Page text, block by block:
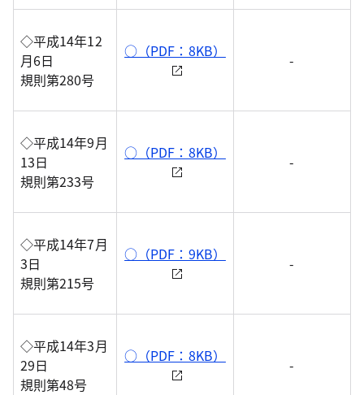
◇平成14年12
月6日
規則第280号
○（PDF：8KB） -
◇平成14年9月
13日
規則第233号
○（PDF：8KB） -
◇平成14年7月
3日
規則第215号
○（PDF：9KB） -
◇平成14年3月
29日
規則第48号
○（PDF：8KB） -